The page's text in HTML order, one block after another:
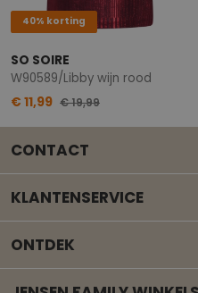
40% korting
SO SOIRE
W90589/Libby wijn rood
€ 11,99 € 19,99
CONTACT
KLANTENSERVICE
ONTDEK